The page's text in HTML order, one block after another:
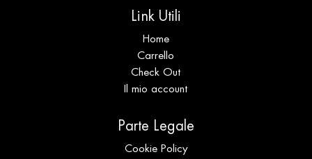
Link Utili
Home
Carrello
Check Out
Il mio account
Parte Legale
Cookie Policy